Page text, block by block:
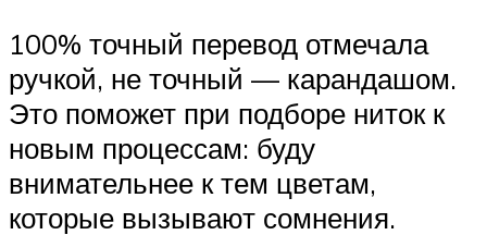
100% точный перевод отмечала
ручкой, не точный — карандашом.
Это поможет при подборе ниток к
новым процессам: буду
внимательнее к тем цветам,
которые вызывают сомнения.